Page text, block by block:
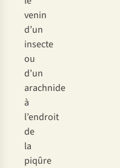
venin
d’un
insecte
ou
d’un
arachnide
à
l’endroit
de
la
piqûre